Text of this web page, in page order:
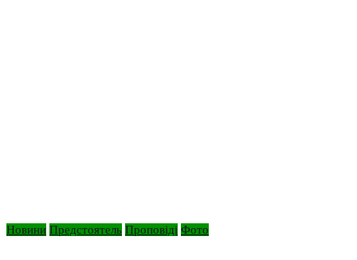
Новини Предстоятель Проповіді Фото